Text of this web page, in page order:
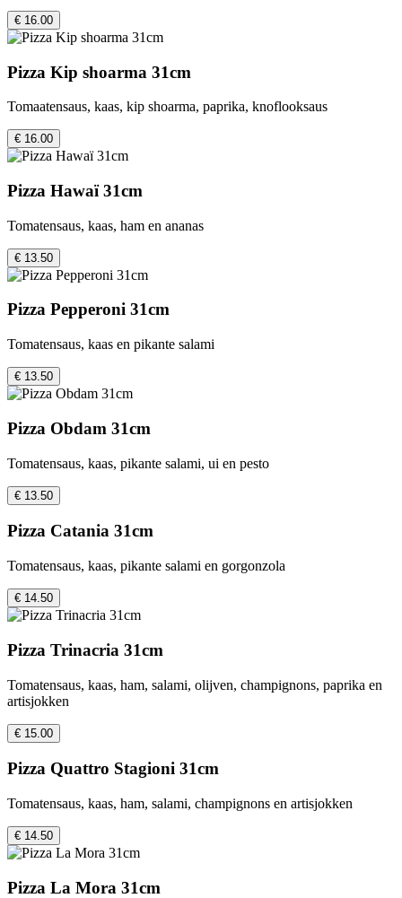
€ 16.00
Pizza Kip shoarma 31cm
Tomaatensaus, kaas, kip shoarma, paprika, knoflooksaus
€ 16.00
Pizza Hawaï 31cm
Tomatensaus, kaas, ham en ananas
€ 13.50
Pizza Pepperoni 31cm
Tomatensaus, kaas en pikante salami
€ 13.50
Pizza Obdam 31cm
Tomatensaus, kaas, pikante salami, ui en pesto
€ 13.50
Pizza Catania 31cm
Tomatensaus, kaas, pikante salami en gorgonzola
€ 14.50
Pizza Trinacria 31cm
Tomatensaus, kaas, ham, salami, olijven, champignons, paprika en
artisjokken
€ 15.00
Pizza Quattro Stagioni 31cm
Tomatensaus, kaas, ham, salami, champignons en artisjokken
€ 14.50
Pizza La Mora 31cm